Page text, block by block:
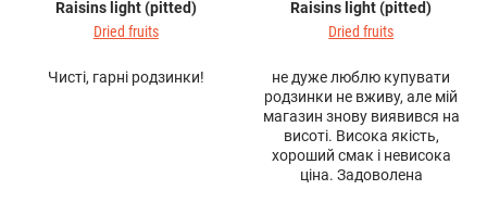
Raisins light (pitted)
Dried fruits
Чисті, гарні родзинки!
Raisins light (pitted)
Dried fruits
не дуже люблю купувати
родзинки не вживу, але мій
магазин знову виявився на
висоті. Висока якість,
хороший смак і невисока
ціна. Задоволена